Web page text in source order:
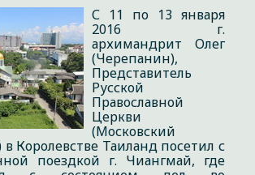
С 11 по 13 января
2016 г.
архимандрит Олег
(Черепанин),
Представитель
Русской
Православной
Церкви
(Московский
в Королевстве Таиланд посетил с
поездкой г. Чиангмай, где